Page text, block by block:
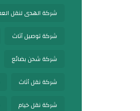
شركة الهدى لنقل
شركة توصيل أثاث
شركة شحن بضائع
شركة نقل أثاث
شركة نقل خيام